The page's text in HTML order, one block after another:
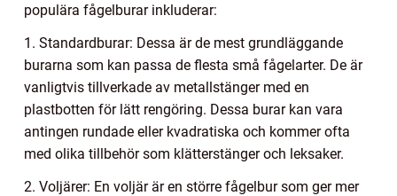
populära fågelburar inkluderar:
1. Standardburar: Dessa är de mest grundläggande
burarna som kan passa de flesta små fågelarter. De är
vanligtvis tillverkade av metallstänger med en
plastbotten för lätt rengöring. Dessa burar kan vara
antingen rundade eller kvadratiska och kommer ofta
med olika tillbehör som klätterstänger och leksaker.
2. Voljärer: En voljär är en större fågelbur som ger mer